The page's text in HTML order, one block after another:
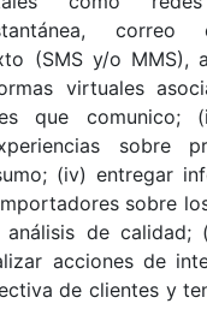
correo
(SMS y/o MMS),
virtuales
que comunico;
sobre
(iv) entregar
sobre
análisis de calidad;
acciones de
de clientes y